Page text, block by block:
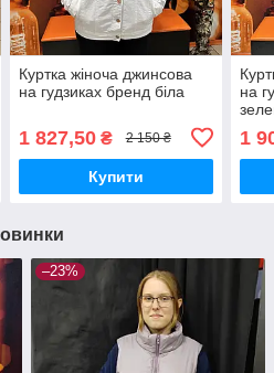
Куртка жіноча джинсова
на гудзиках бренд біла
1 827,50₴ 2 150 ₴
Купити
на
1
–23%